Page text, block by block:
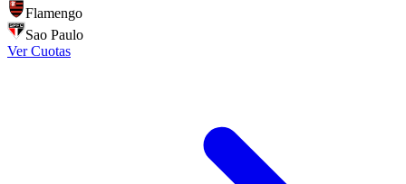
Flamengo
Sao Paulo
Ver Cuotas